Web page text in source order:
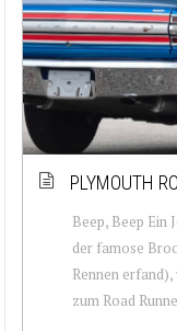
PLYMOUTH
Beep, Beep Ein
der famose
Rennen
zum Road